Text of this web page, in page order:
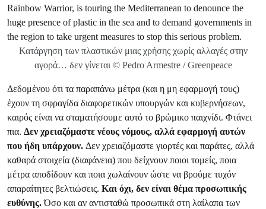
Κατάργηση των πλαστικών μιας χρήσης χωρίς αλλαγές στην
αγορά… δεν γίνεται © Pedro Armestre / Greenpeace
Δεδομένου ότι τα παραπάνω μέτρα (και η μη εφαρμογή τους)
έχουν τη σφραγίδα διαφορετικών υπουργών και κυβερνήσεων,
καιρός είναι να σταματήσουμε αυτό το βρώμικο παιχνίδι. Φτάνει
πια. Δεν χρειαζόμαστε νέους νόμους, αλλά εφαρμογή αυτών
που ήδη υπάρχουν. Δεν χρειαζόμαστε γιορτές και παράτες, αλλά
καθαρά στοιχεία (διαφάνεια) που δείχνουν ποιοι τομείς, ποια
μέτρα αποδίδουν και ποια χωλαίνουν ώστε να βρούμε τυχόν
απαραίτητες βελτιώσεις. Και όχι, δεν είναι θέμα προσωπικής
ευθύνης.Όσο και αν αντισταθώ προσωπικά στη λαίλαπα των